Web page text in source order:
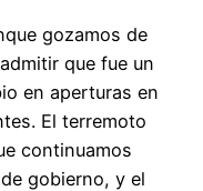
gozamos de
que fue un
en aperturas en
El terremoto
continuamos
gobierno, y el